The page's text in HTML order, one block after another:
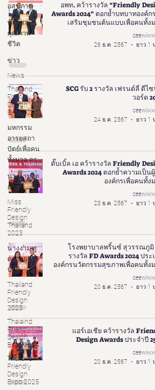
อสุขภาพ
บ้านและ
คุณภาพ
ชีวิต
ข่าว
News
Thailand
Friendly
Design
Expo2022
มหกรรม
อารยสถา
ปัตย์เพื่อคน
ทั้งมวล คร
นางงามจิต
อาสา
Miss
Friendly
Design
Thailand
2023
นางงามฑู
ตอารยสถา
ปัตย์
Thailand
Friendly
Design
2023
Thaialnd
Friendly
Design
Expo 2024
Thailand
Friendly
Design
Expo 2025
อพท. คว้ารางวัล “Friendly
Awards 2024” ตอกย้ำบทบาทองค์กร
เสริมชุมชนต้นแบบเพื่อคนทั้งม
26 ธ.ค. 2567
ยาว 1
SCG รับ 2 รางวัล เฟรนด์ลี่ ดีไซ
วอร์ด
24 ธ.ค. 2567
ยาว 1
ดั๊บเบิ้ล เอ คว้ารางวัล Friendly
Awards 2024 ตอกย้ำความเป็นผู้
องค์กรเพื่อคนทั้งม
23 ธ.ค. 2567
ยาว 1
โรงพยาบาลพริ้นซ์ สุวรรณภูมิ
รางวัล FD Awards 2024 ประเ
องค์กรนวัตกรรมสุขภาพเพื่อคนทั้งม
20 ธ.ค. 2567
ยาว 1
แอร์เอเชีย คว้ารางวัล
Design Awards ประจำปี
20 ธ.ค. 2567
ยาว 1